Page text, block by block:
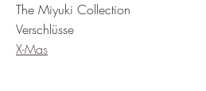
The Miyuki Collection
Verschlüsse
X-Mas